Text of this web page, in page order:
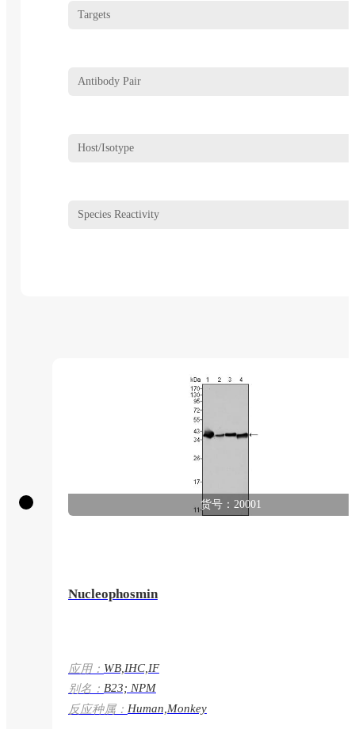
Targets
Antibody Pair
Host/Isotype
Species Reactivity
货号：20001
Nucleophosmin
应用： WB,IHC,IF
别名： B23; NPM
反应种属： Human,Monkey